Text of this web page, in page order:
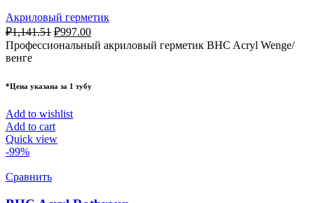
Акриловый герметик
₽1,141.51 ₽997.00
Профессиональный акриловый герметик BHC Acryl Wenge/
венге
*Цена указана за 1 тубу
Add to wishlist
Add to cart
Quick view
-99%
Сравнить